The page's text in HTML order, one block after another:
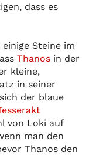
dass es
Steine im
Thanos in der
kleine,
in seiner
der blaue
von Loki auf
man den
Thanos den